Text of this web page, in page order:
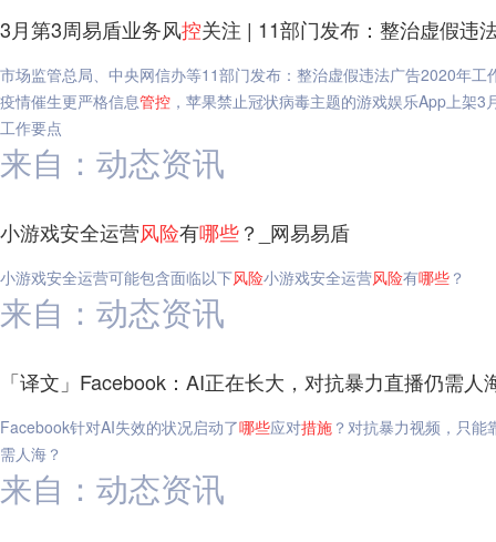
3月第3周易盾业务风控关注 | 11部门发布：整治虚假违
市场监管总局、中央网信办等11部门发布：整治虚假违法广告2020年
疫情催生更严格信息管控 ，苹果禁止冠状病毒主题的游戏娱乐App上架3
工作要点
来自：动态资讯
小游戏安全运营风险有哪些？_网易易盾
小游戏安全运营可能包含面临以下风险小游戏安全运营风险有哪些 ？
来自：动态资讯
「译文」Facebook：AI正在长大，对抗暴力直播仍需人
Facebook针对AI失效的状况启动了哪些应对措施 ？对抗暴力视频，只
需人海？
来自：动态资讯